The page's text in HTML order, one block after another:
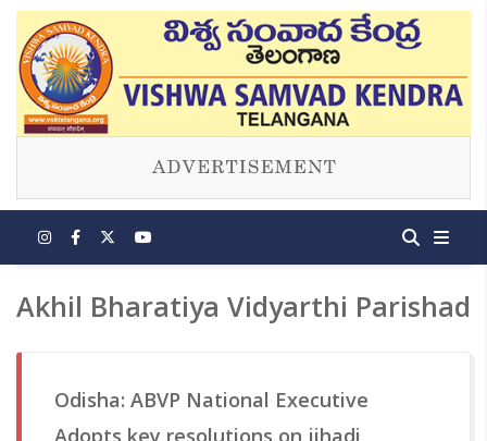
Akhil Bharatiya Vidyarthi Parishad
Odisha: ABVP National Executive